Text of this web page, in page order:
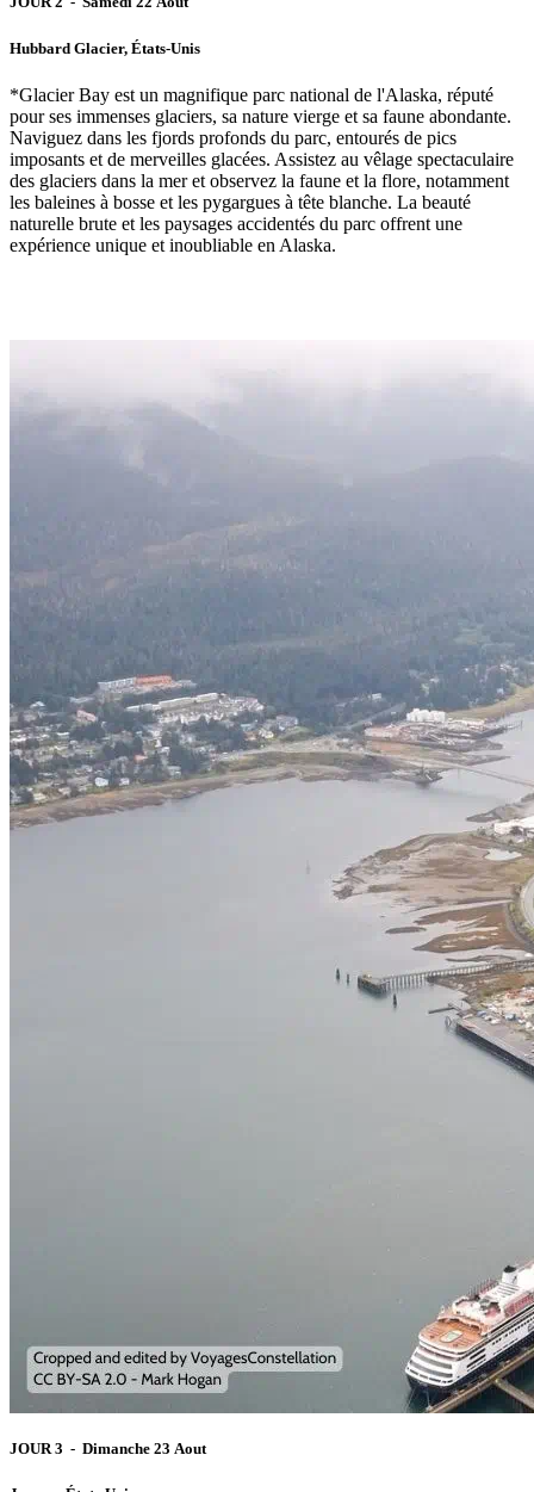
Hubbard Glacier, États-Unis
*Glacier Bay est un magnifique parc national de l'Alaska, réputé
pour ses immenses glaciers, sa nature vierge et sa faune abondante.
Naviguez dans les fjords profonds du parc, entourés de pics
imposants et de merveilles glacées. Assistez au vêlage spectaculaire
des glaciers dans la mer et observez la faune et la flore, notamment
les baleines à bosse et les pygargues à tête blanche. La beauté
naturelle brute et les paysages accidentés du parc offrent une
expérience unique et inoubliable en Alaska.
JOUR 3 - Dimanche 23 Aout